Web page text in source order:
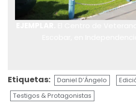
Etiquetas: Daniel D’Ángelo
Testigos & Protagonistas